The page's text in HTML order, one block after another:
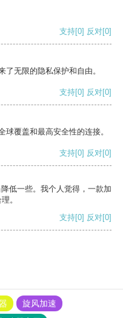
支持[0] 反对[0]
无限的隐私保护和自由。
支持[0] 反对[0]
覆盖和最高安全性的连接。
支持[0] 反对[0]
低一些。我个人觉得，一款加
。
支持[0] 反对[0]
旋风加速